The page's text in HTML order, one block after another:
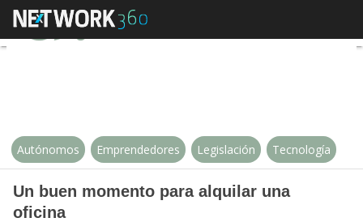
Un buen momento para alquilar
Autónomos Emprendedores Legislación Tecnología
Un buen momento para alquilar una
oficina